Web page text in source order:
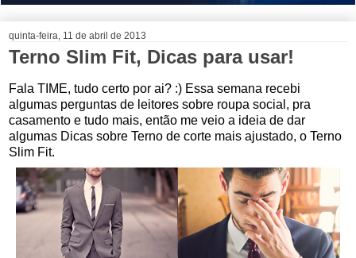
quinta-feira, 11 de abril de 2013
Terno Slim Fit, Dicas para usar!
Fala TIME, tudo certo por ai? :) Essa semana recebi
algumas perguntas de leitores sobre roupa social, pra
casamento e tudo mais, então me veio a ideia de dar
algumas Dicas sobre Terno de corte mais ajustado, o Terno
Slim Fit.